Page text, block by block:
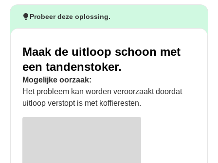
Probeer deze oplossing.
Maak de uitloop schoon met
een tandenstoker.
Mogelijke oorzaak:
Het probleem kan worden veroorzaakt doordat
uitloop verstopt is met koffieresten.